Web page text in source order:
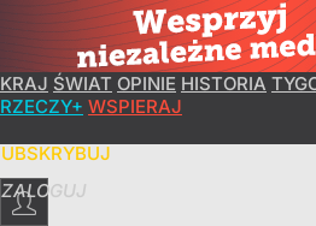
KRAJ ŚWIAT OPINIE HISTORIA
RZECZY+ WSPIERAJ
ZALOGUJ